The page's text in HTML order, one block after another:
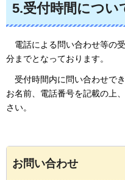
5.受付時間につい
電話による問い合わせ等の
分までとなっております。
受付時間内に問い合わせで
お名前、電話番号を記載の上
さい。
お問い合わせ